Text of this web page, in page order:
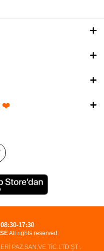
❤️
All rights reserved.
PAZ.SAN.VE TİC.LTD.ŞTİ.
08:30-17:30